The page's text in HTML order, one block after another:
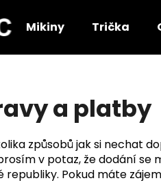
Mikiny Trička
a platby
způsobů jak si nechat
v potaz, že dodání
republiky. Pokud máte